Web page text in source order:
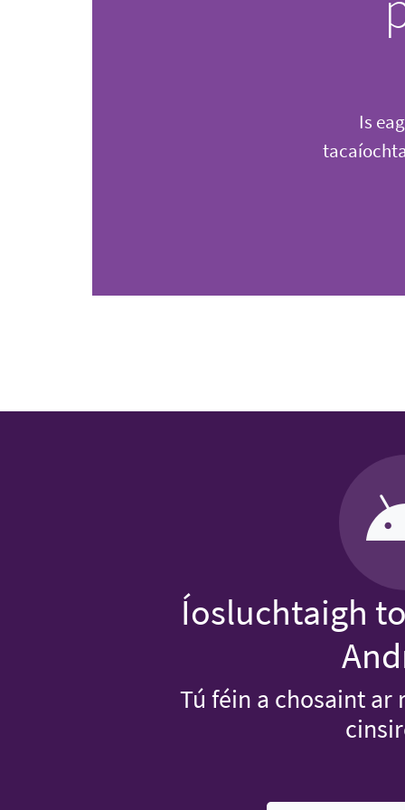
Is
Íosluchtaigh
Tú féin a chosaint ar